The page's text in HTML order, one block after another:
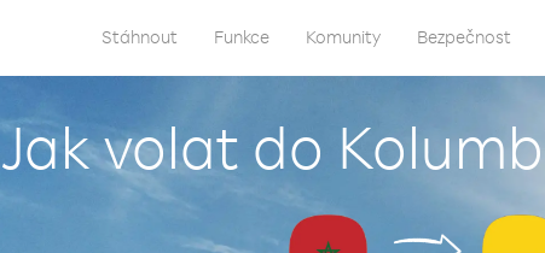
Stáhnout Funkce Komunity Bezpečnost
Jak volat do